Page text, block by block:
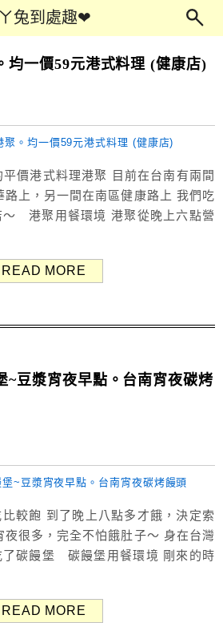
趣❤
ㄚ兔到處趣❤
均一價59元港式料理 (健康店)
價港式料理港聚 目前在台南有兩間
上，另一間在南區健康路上 我們吃
～ 港聚用餐環境 港聚從晚上六點營
麵、冷飲 提供各種港式點心，均一
READ MORE
~豆漿宵夜早點。台南宵夜碳烤
較飽 到了晚上八點多才餓，決定索
很多，完全不怕餓肚子～ 身在台灣
了碳饅堡 碳饅堡用餐環境 剛來的時
口味有加美生菜、小黃瓜、番茄醬 如
READ MORE